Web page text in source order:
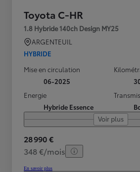
Toyota C-HR
1.8 Hybride 140ch Design MY25
ARGENTEUIL
HYBRIDE
Mise en circulation
06-2025
Energie
Hybride Essence
Voir plus
28 990 €
348 €/mois
En savoir plus